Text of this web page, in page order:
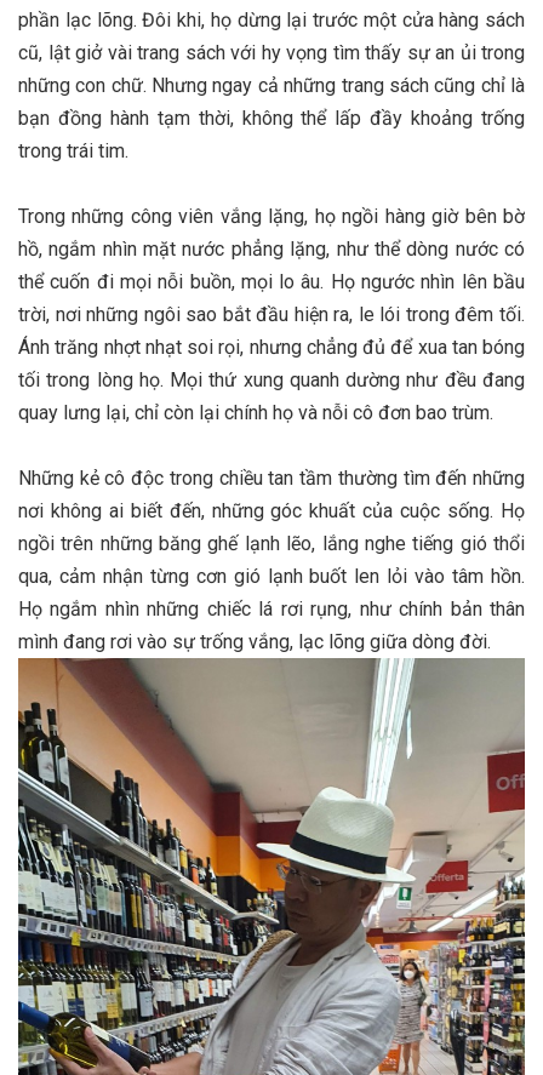
phần lạc lõng. Đôi khi, họ dừng lại trước một cửa hàng sách
cũ, lật giở vài trang sách với hy vọng tìm thấy sự an ủi trong
những con chữ. Nhưng ngay cả những trang sách cũng chỉ là
bạn đồng hành tạm thời, không thể lấp đầy khoảng trống
trong trái tim.
Trong những công viên vắng lặng, họ ngồi hàng giờ bên bờ
hồ, ngắm nhìn mặt nước phẳng lặng, như thể dòng nước có
thể cuốn đi mọi nỗi buồn, mọi lo âu. Họ ngước nhìn lên bầu
trời, nơi những ngôi sao bắt đầu hiện ra, le lói trong đêm tối.
Ánh trăng nhợt nhạt soi rọi, nhưng chẳng đủ để xua tan bóng
tối trong lòng họ. Mọi thứ xung quanh dường như đều đang
quay lưng lại, chỉ còn lại chính họ và nỗi cô đơn bao trùm.
Những kẻ cô độc trong chiều tan tầm thường tìm đến những
nơi không ai biết đến, những góc khuất của cuộc sống. Họ
ngồi trên những băng ghế lạnh lẽo, lắng nghe tiếng gió thổi
qua, cảm nhận từng cơn gió lạnh buốt len lỏi vào tâm hồn.
Họ ngắm nhìn những chiếc lá rơi rụng, như chính bản thân
mình đang rơi vào sự trống vắng, lạc lõng giữa dòng đời.